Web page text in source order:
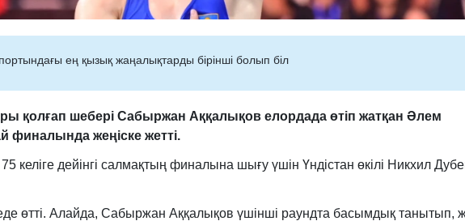
ең қызық жаңалықтарды бірінші болып біл
қолғап шебері Сабыржан Аққалықов елордада өтіп жатқан Әлем
финалында жеңіске жетті.
келіге дейінгі салмақтың финалына шығу үшін Үндістан өкілі Никхил
өтті. Алайда, Сабыржан Аққалықов үшінші раундта басымдық танытып,